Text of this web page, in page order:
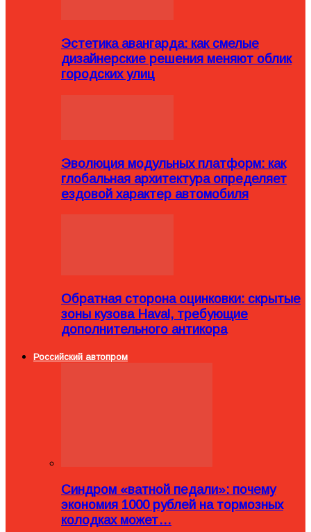
Эстетика авангарда: как смелые
дизайнерские решения меняют облик
городских улиц
Эволюция модульных платформ: как
глобальная архитектура определяет
ездовой характер автомобиля
Обратная сторона оцинковки: скрытые
зоны кузова Haval, требующие
дополнительного антикора
Российский автопром
Синдром «ватной педали»: почему
экономия 1000 рублей на тормозных
колодках может…